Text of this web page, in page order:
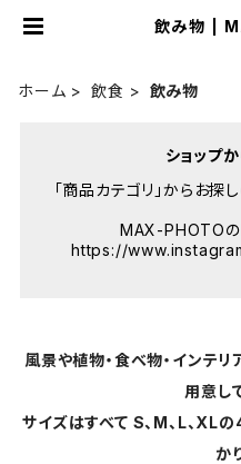
飲み物 |
ホーム 飲食 飲み物
ショップ
「商品カテゴリ」からお探
MAX-PHOTO
https://
風景や植物・食べ物・インテ
用意し
サイズはすべて S、M、L、XL
か